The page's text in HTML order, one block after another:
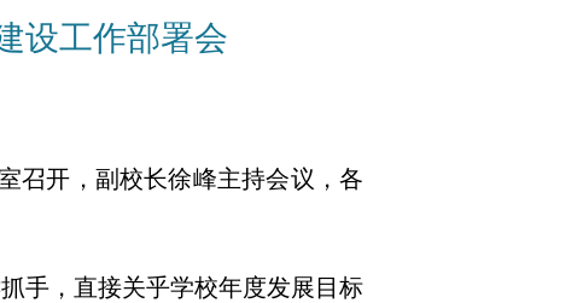
设工作部署会
召开，副校长徐峰主持会议，各
手，直接关乎学校年度发展目标